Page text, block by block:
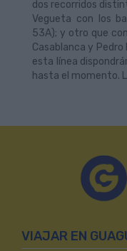
dos recorridos
Vegueta con los
53A); y otro que
Casablanca y
esta línea
hasta el momento.
VIAJAR EN